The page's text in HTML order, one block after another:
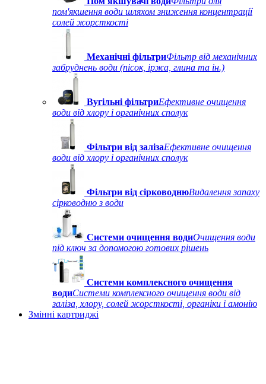
пом'якшення води шляхом зниження концентрації
солей жорсткості
Механічні фільтриФільтр від механічних
забруднень води (пісок, іржа, глина та ін.)
Вугільні фільтриЕфективне очищення
води від хлору і органічних сполук
Фільтри від залізаЕфективне очищення
води від хлору і органічних сполук
Фільтри від сірководнюВидалення запаху
сірководню з води
Системи очищення водиОчищення води
під ключ за допомогою готових рішень
Системи комплексного очищення
водиСистеми комплексного очищення води від
заліза, хлору, солей жорсткості, органіки і амонію
Змінні картриджі